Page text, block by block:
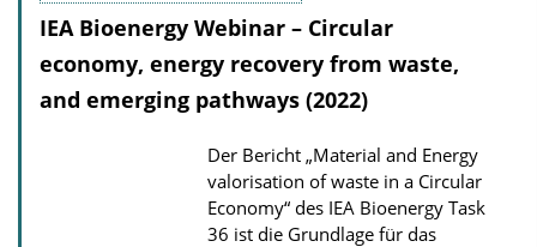
IEA Bioenergy Webinar – Circular
economy, energy recovery from waste,
and emerging pathways (2022)
Der Bericht „Material and Energy
valorisation of waste in a Circular
Economy“ des IEA Bioenergy Task
36 ist die Grundlage für das